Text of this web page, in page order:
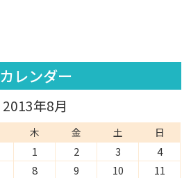
カレンダー
2013年8月
木 金 土 日
1 2 3
4
8 9 10
11